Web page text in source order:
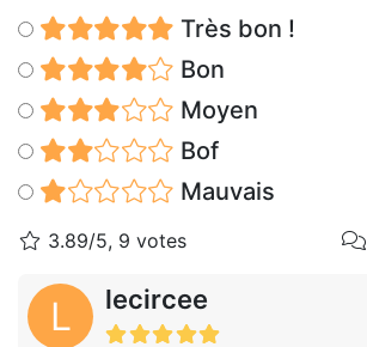
Très bon !
Bon
Moyen
Bof
Mauvais
3.89/5, 9 votes
L lecircee